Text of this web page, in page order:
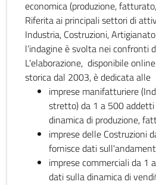
economica (produzione,
Riferita ai principali settori di
Industria, Costruzioni,
l’indagine è svolta nei confronti
L'elaborazione, disponibile
storica dal 2003, è dedicata alle
imprese manifatturiere
stretto) da 1 a 500
dinamica di produzione,
imprese delle Costruzioni
fornisce dati
imprese commerciali da 1
dati sulla dinamica di